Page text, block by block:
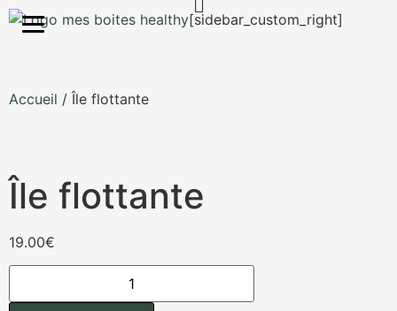
[sidebar_custom_right]
S'inscrire
Accueil / Île flottante
Île flottante
19.00€